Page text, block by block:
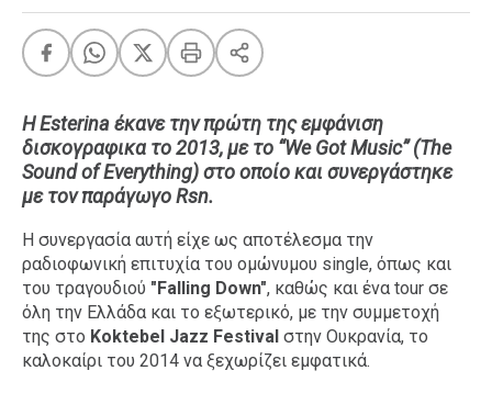
AGENDA
Εισιτήρια
ΗEsterinaέκανε την πρώτη της εμφάνιση
δισκογραφικα το 2013, με το “WeGotMusic”(The
Sound of Everything) στο οποίο και συνεργάστηκε
με τον παράγωγοRsn.
Η συνεργασία αυτή είχε ως αποτέλεσμα την
ραδιοφωνική επιτυχία του ομώνυμου single, όπως και
του τραγουδιού "Falling Down", καθώς και ένα tour σε
όλη την Ελλάδα και το εξωτερικό, με την συμμετοχή
της στο Koktebel Jazz Festival στην Ουκρανία, το
καλοκαίρι του 2014 να ξεχωρίζει εμφατικά.